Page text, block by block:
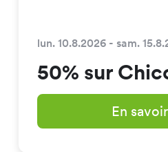
lun. 10.8.2026 - sam.
50% sur
En